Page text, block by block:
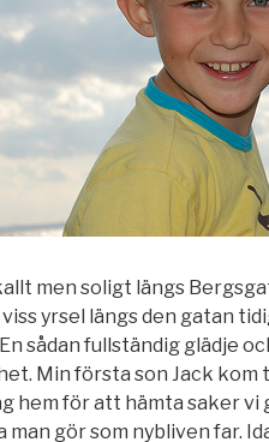
men soligt längs
yrsel längs den gatan
sådan fullständig glädje
Min första son Jack
hem för att hämta saker
man gör som nybliven far.